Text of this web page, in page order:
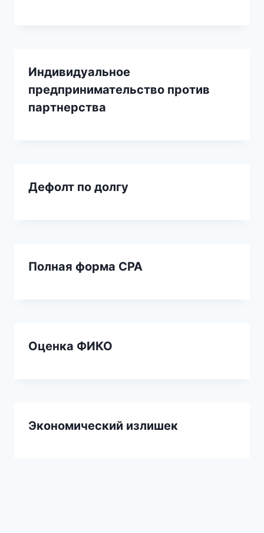
Индивидуальное
предпринимательство против
партнерства
Дефолт по долгу
Полная форма CPA
Оценка ФИКО
Экономический излишек